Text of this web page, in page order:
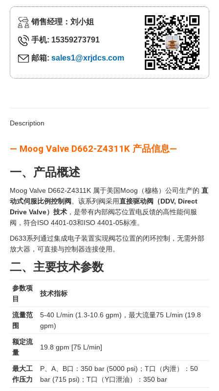
销售经理：刘小姐
手机: 15359273791
邮箱: sales1@xrjdcs.com
Description
— Moog Valve D662-Z4311K 产品信息—
一、产品概述
Moog Valve D662-Z4311K 属于美国Moog（穆格）公司生产的 直
动式伺服比例控制阀 。该系列阀采用直接驱动阀（DDV, Direct
Drive Valve）技术 ，是带有内部阀芯位置电反馈的高性能伺服
阀，符合ISO 4401-03和ISO 4401-05标准。
D633系列通过集成电子装置实现阀芯位置的闭环控制，无需外部
放大器，可直接与控制器连接使用。
二、主要技术参数
参数项
目
技术指标
流量范
围
5-40 L/min (1.3-10.6 gpm)，最大流量75 L/min (19.8
gpm)
额定流
量
19.8 gpm [75 L/min]
最大工
作压力
P、A、B口：350 bar (5000 psi)；T口（内泄）：50
bar (715 psi)；T口（Y口泄油）：350 bar